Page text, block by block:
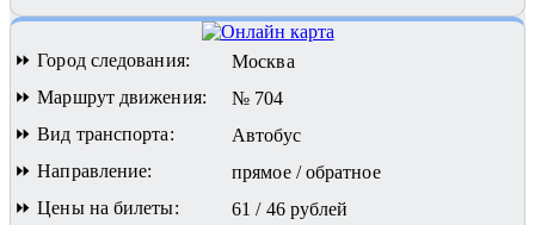
⏩ Город следования:
Москва
⏩ Маршрут движения:
№ 704
⏩ Вид транспорта:
Автобус
⏩ Направление:
прямое / обратное
⏩ Цены на билеты:
61 / 46 рублей